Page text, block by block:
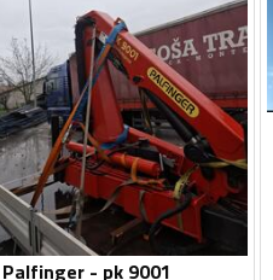
Palfinger - pk 9001